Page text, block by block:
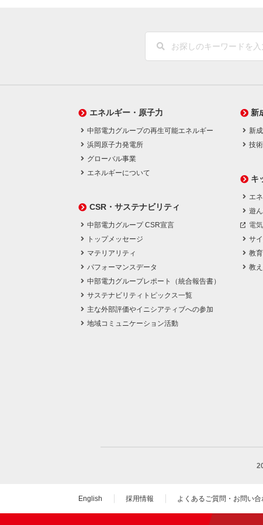
エネルギー・原子力
中部電力グループの再生可能エネルギー
浜岡原子力発電所
グローバル事業
エネルギーについて
CSR・サステナビリティ
中部電力グループ CSR宣言
トップメッセージ
マテリアリティ
パフォーマンスデータ
中部電力グループレポート（統合報告書）
サステナビリティトピックス一覧
主な外部評価やイニシアティブへの参加
地域コミュニケーション活動
新
新
技
キ
エ
遊
電
サ
教
教
English 採用情報 よくあるご質問・お問い合